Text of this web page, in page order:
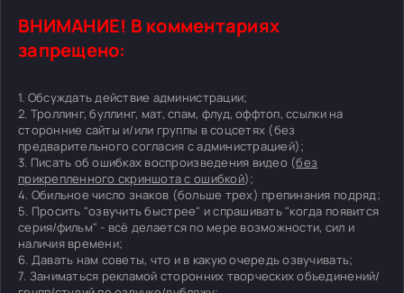
ВНИМАНИЕ! В комментариях
запрещено:
1. Обсуждать действие администрации;
2. Троллинг, буллинг, мат, спам, флуд, оффтоп, ссылки на
сторонние сайты и/или группы в соцсетях (без
предварительного согласия с администрацией);
3. Писать об ошибках воспроизведения видео (без
прикрепленного скриншота с ошибкой);
4. Обильное число знаков (больше трех) препинания подряд;
5. Просить "озвучить быстрее" и спрашивать "когда появится
серия/фильм" - всё делается по мере возможности, сил и
наличия времени;
6. Давать нам советы, что и в какую очередь озвучивать;
7. Заниматься рекламой сторонних творческих объединений/